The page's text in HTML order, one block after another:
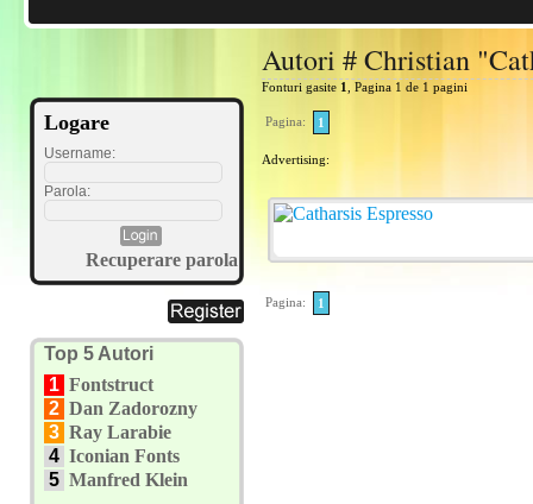
Logare
Username:
Parola:
Recuperare parola
Top 5 Autori
1 Fontstruct
2 Dan Zadorozny
3 Ray Larabie
4 Iconian Fonts
5 Manfred Klein
Autori # Christian
Fonturi gasite 1 , Pagina 1 de 1 pagini
Pagina: 1
Advertising:
Pagina: 1